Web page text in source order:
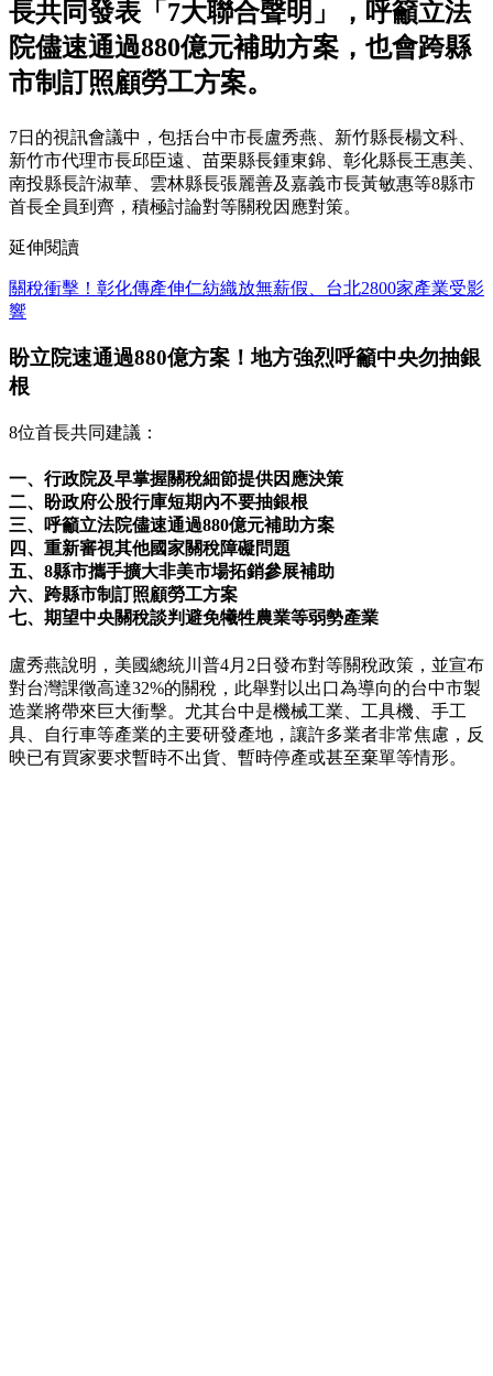
長共同發表「7大聯合聲明」，呼籲立法
院儘速通過880億元補助方案，也會跨縣
市制訂照顧勞工方案。
7日的視訊會議中，包括台中市長盧秀燕、新竹縣長楊文科、
新竹市代理市長邱臣遠、苗栗縣長鍾東錦、彰化縣長王惠美、
南投縣長許淑華、雲林縣長張麗善及嘉義市長黃敏惠等8縣市
首長全員到齊，積極討論對等關稅因應對策。
延伸閱讀
關稅衝擊！彰化傳產伸仁紡織放無薪假、台北2800家產業受影
響
盼立院速通過880億方案！地方強烈呼籲中央勿抽銀
根
8位首長共同建議：
一、行政院及早掌握關稅細節提供因應決策
二、盼政府公股行庫短期內不要抽銀根
三、呼籲立法院儘速通過880億元補助方案
四、重新審視其他國家關稅障礙問題
五、8縣市攜手擴大非美市場拓銷參展補助
六、跨縣市制訂照顧勞工方案
七、期望中央關稅談判避免犧牲農業等弱勢產業
盧秀燕說明，美國總統川普4月2日發布對等關稅政策，並宣布
對台灣課徵高達32%的關稅，此舉對以出口為導向的台中市製
造業將帶來巨大衝擊。尤其台中是機械工業、工具機、手工
具、自行車等產業的主要研發產地，讓許多業者非常焦慮，反
映已有買家要求暫時不出貨、暫時停產或甚至棄單等情形。